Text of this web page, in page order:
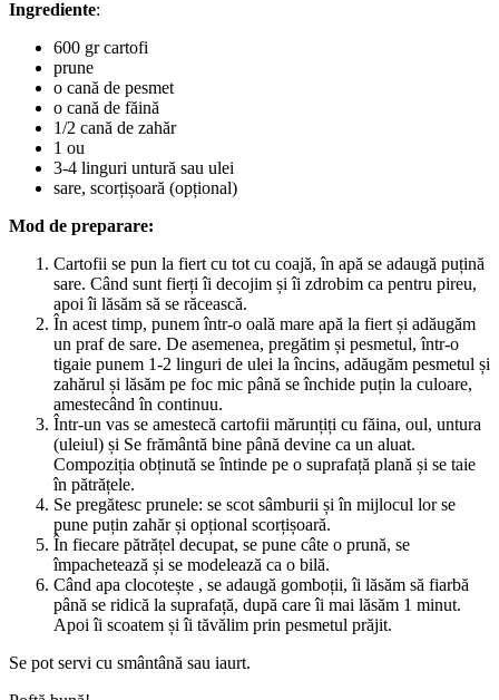
Ingrediente:
600 gr cartofi
prune
o cană de pesmet
o cană de făină
1/2 cană de zahăr
1 ou
3-4 linguri untură sau ulei
sare, scorțișoară (opțional)
Mod de preparare:
Cartofii se pun la fiert cu tot cu coajă, în apă se adaugă puțină
sare. Când sunt fierți îi decojim și îi zdrobim ca pentru pireu,
apoi îi lăsăm să se răcească.
În acest timp, punem într-o oală mare apă la fiert și adăugăm
un praf de sare. De asemenea, pregătim și pesmetul, într-o
tigaie punem 1-2 linguri de ulei la încins, adăugăm pesmetul și
zahărul și lăsăm pe foc mic până se închide puțin la culoare,
amestecând în continuu.
Într-un vas se amestecă cartofii mărunțiți cu făina, oul, untura
(uleiul) și Se frământă bine până devine ca un aluat.
Compoziția obținută se întinde pe o suprafață plană și se taie
în pătrățele.
Se pregătesc prunele: se scot sâmburii și în mijlocul lor se
pune puțin zahăr și opțional scorțișoară.
În fiecare pătrățel decupat, se pune câte o prună, se
împachetează și se modelează ca o bilă.
Când apa clocotește , se adaugă gomboții, îi lăsăm să fiarbă
până se ridică la suprafață, după care îi mai lăsăm 1 minut.
Apoi îi scoatem și îi tăvălim prin pesmetul prăjit.
Se pot servi cu smântână sau iaurt.